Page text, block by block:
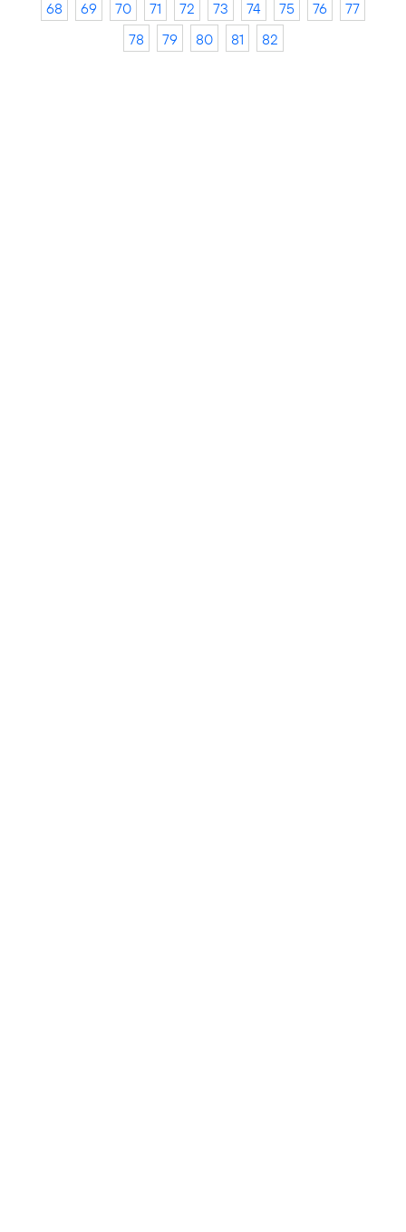
68 69 70 71 72 73 74 75 76
77
78
79 80 81 82